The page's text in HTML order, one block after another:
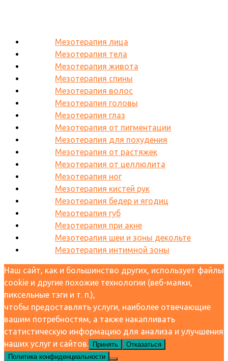
Мезотерапия лица
Мезотерапия тела
Мезотерапия живота
Мезотерапия спины
Мезотерапия волос
Мезотерапия головы
Мезотерапия глаз
Мезотерапия от пигментации
Мезотерапия для похудения
Мезотерапия от растяжек
Мезотерапия от целлюлита
Мезотерапия ног
Мезотерапия кистей рук
Мезотерапия бедер и ягодиц
Мезотерапия губ
Мезотерапия при акне
Мезотерапия шеи и зоны декольте
Мезотерапия интимной зоны
Наш сайт, как и большинство других, использует файлы
cookie и другие похожие технологии (веб-маяки,
пиксельные тэги и т. п.),
чтобы предоставлять услуги, наиболее отвечающие
вашим потребностям, а также накапливать
статистическую информацию для анализа и улучшения
наших услуг и сайтов.
Принять
Отказаться
Политика конфиденциальности